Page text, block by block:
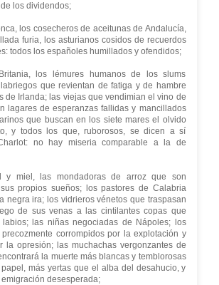
los dividendos;
los cosecheros de aceitunas de Andalucía,
furia, los asturianos cosidos de recuerdos
todos los españoles humillados y ofendidos;
los lémures humanos de los slums
que revientan de fatiga y de hambre
de Irlanda; las viejas que vendimian el vino de
lagares de esperanzas fallidas y mancillados
que buscan en los siete mares el olvido
y todos los que, ruborosos, se dicen a sí
no hay miseria comparable a la de
y miel, las mondadoras de arroz que son
propios sueños; los pastores de Calabria
negra ira; los vidrieros vénetos que traspasan
de sus venas a las cintilantes copas que
las niñas negociadas de Nápoles; los
corrompidos por la explotación y
la opresión; las muchachas vergonzantes de
la muerte más blancas y temblorosas
más yertas que el alba del desahucio, y
desesperada;